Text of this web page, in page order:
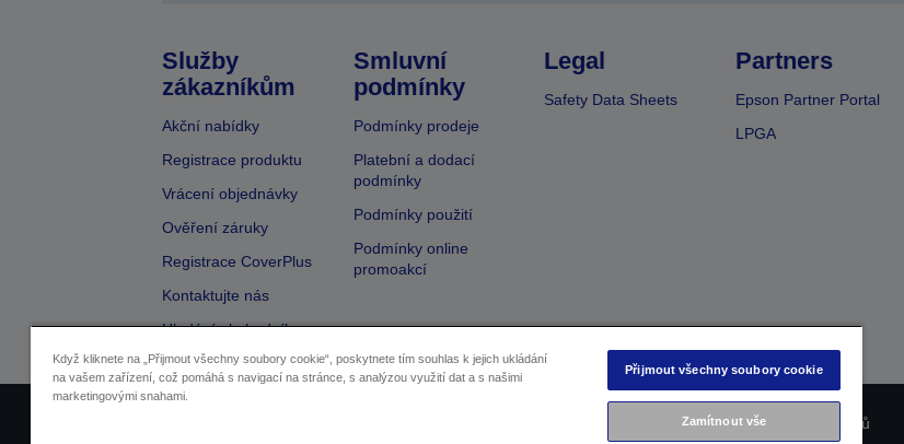
Služby
zákazníkům
Akční nabídky
Registrace produktu
Vrácení objednávky
Ověření záruky
Registrace CoverPlus
Kontaktujte nás
Hledání obchodníka
Smluvní
podmínky
Podmínky prodeje
Platební a dodací
podmínky
Podmínky použití
Podmínky online
promoakcí
Legal
Safety Data Sheets
Partners
Epson Partner Portal
LPGA
Prohlášení o ochraně osobních údajů
Když kliknete na „Přijmout všechny soubory cookie“, poskytnete tím souhlas k jejich ukládání
na vašem zařízení, což pomáhá s navigací na stránce, s analýzou využití dat a s našimi
marketingovými snahami.
Přijmout všechny soubory cookie
Zamítnout vše